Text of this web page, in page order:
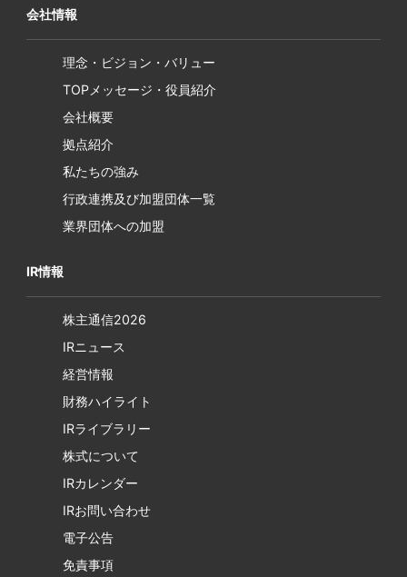
会社情報
理念・ビジョン・バリュー
TOPメッセージ・役員紹介
会社概要
拠点紹介
私たちの強み
行政連携及び加盟団体一覧
業界団体への加盟
IR情報
株主通信2026
IRニュース
経営情報
財務ハイライト
IRライブラリー
株式について
IRカレンダー
IRお問い合わせ
電子公告
免責事項